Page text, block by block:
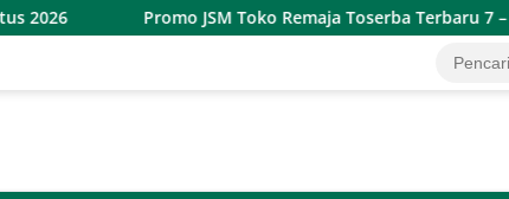
Promo JSM Toko Remaja Toserba Terbaru 7 – 9 Agustus 2026